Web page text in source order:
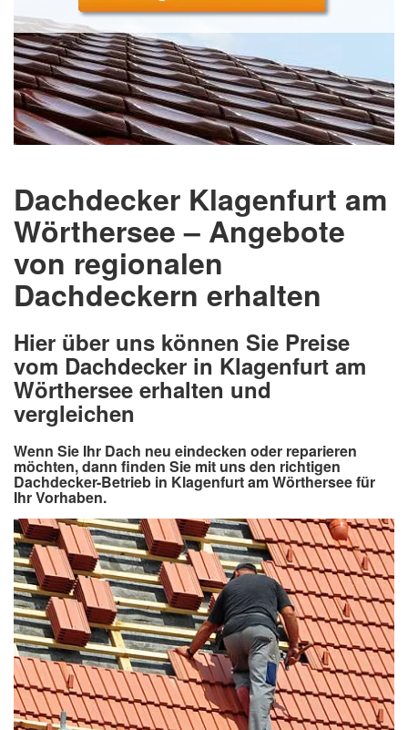
Dachdecker Klagenfurt am
Wörthersee – Angebote
von regionalen
Dachdeckern erhalten
Hier über uns können Sie Preise
vom Dachdecker in Klagenfurt am
Wörthersee erhalten und
vergleichen
Wenn Sie Ihr Dach neu eindecken oder reparieren
möchten, dann finden Sie mit uns den richtigen
Dachdecker-Betrieb in Klagenfurt am Wörthersee für
Ihr Vorhaben.